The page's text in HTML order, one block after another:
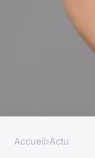
Accueil›Actu